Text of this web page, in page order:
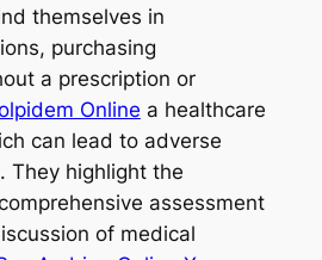
themselves in
purchasing
a prescription or
Online a healthcare
can lead to adverse
They highlight the
assessment
of medical